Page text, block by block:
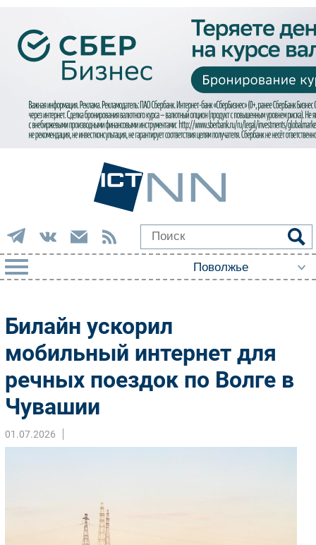
Импорто­замещение
Автоматизация Промышленности
Интернет
Фиксированная связь
Интеграция
Оборудование
Билайн ускорил
мобильный интернет для
речных поездок по Волге в
Чувашии
01.07.2026